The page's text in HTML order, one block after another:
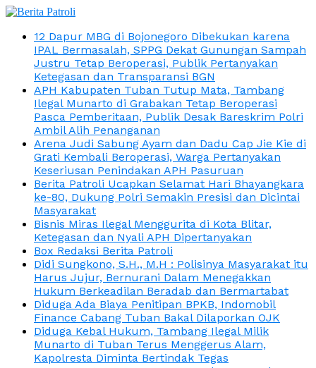
12 Dapur MBG di Bojonegoro Dibekukan karena
IPAL Bermasalah, SPPG Dekat Gunungan Sampah
Justru Tetap Beroperasi, Publik Pertanyakan
Ketegasan dan Transparansi BGN
APH Kabupaten Tuban Tutup Mata, Tambang
Ilegal Munarto di Grabakan Tetap Beroperasi
Pasca Pemberitaan, Publik Desak Bareskrim Polri
Ambil Alih Penanganan
Arena Judi Sabung Ayam dan Dadu Cap Jie Kie di
Grati Kembali Beroperasi, Warga Pertanyakan
Keseriusan Penindakan APH Pasuruan
Berita Patroli Ucapkan Selamat Hari Bhayangkara
ke-80, Dukung Polri Semakin Presisi dan Dicintai
Masyarakat
Bisnis Miras Ilegal Menggurita di Kota Blitar,
Ketegasan dan Nyali APH Dipertanyakan
Box Redaksi Berita Patroli
Didi Sungkono, S.H., M.H : Polisinya Masyarakat itu
Harus Jujur, Bernurani Dalam Menegakkan
Hukum Berkeadilan Beradab dan Bermartabat
Diduga Ada Biaya Penitipan BPKB, Indomobil
Finance Cabang Tuban Bakal Dilaporkan OJK
Diduga Kebal Hukum, Tambang Ilegal Milik
Munarto di Tuban Terus Menggerus Alam,
Kapolresta Diminta Bertindak Tegas